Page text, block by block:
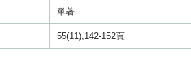
単著
55(11),142-152頁